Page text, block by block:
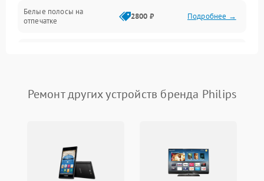
Питание и запуск
Белые полосы на
отпечатке
2800 ₽ Подробнее →
Ремонт других устройств бренда Philips